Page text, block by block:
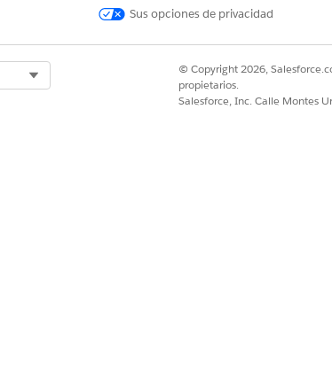
se comparte o se carga en una biblioteca,
para que la opción Colaborador esté
Sus opciones de privacidad
© Copyright 2026,
propietarios.
Salesforce, Inc. Calle Montes